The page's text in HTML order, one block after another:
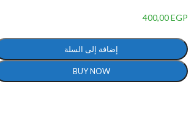
400,00EGP
إضافة إلى السلة
BUY NOW